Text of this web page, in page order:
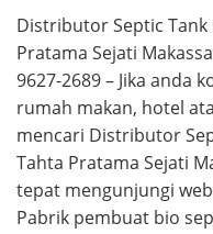
Distributor Septic Tank
Pratama Sejati
9627-2689 – Jika anda
rumah makan, hotel
mencari Distributor
Tahta Pratama Sejati
tepat mengunjungi
Pabrik pembuat bio